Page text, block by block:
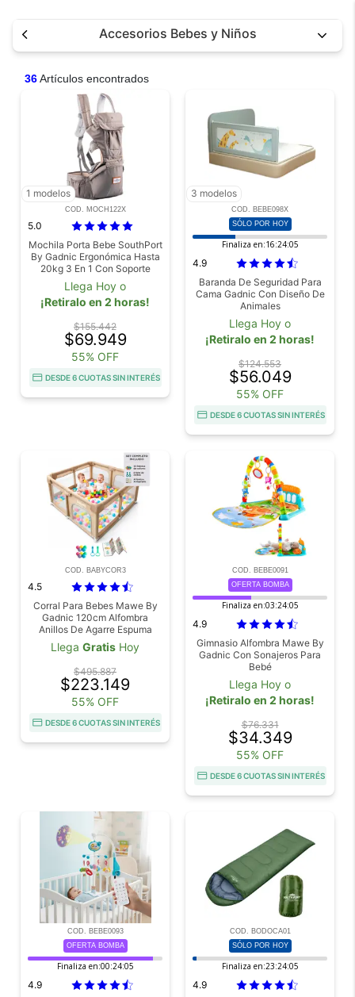
Accesorios Bebes y Niños
36Artículos encontrados
1 modelos
COD. MOCH122X
5.0
Mochila Porta Bebe SouthPort
By Gadnic Ergonómica Hasta
20kg 3 En 1 Con Soporte
Lumbar
Llega Hoy o
¡Retiralo en 2 horas!
$155.442
$69.949
55% OFF
DESDE 6 CUOTAS SIN INTERÉS
3 modelos
COD. BEBE098X
SÓLO POR HOY
Finaliza en:16:24:05
4.9
Baranda De Seguridad Para
Cama Gadnic Con Diseño De
Animales
Llega Hoy o
¡Retiralo en 2 horas!
$124.553
$56.049
55% OFF
DESDE 6 CUOTAS SIN INTERÉS
COD. BABYCOR3
4.5
Corral Para Bebes Mawe By
Gadnic 120cm Alfombra
Anillos De Agarre Espuma
Protectora
Llega Gratis Hoy
$495.887
$223.149
55% OFF
DESDE 6 CUOTAS SIN INTERÉS
COD. BEBE0091
OFERTA BOMBA
Finaliza en:03:24:05
4.9
Gimnasio Alfombra Mawe By
Gadnic Con Sonajeros Para
Bebé
Llega Hoy o
¡Retiralo en 2 horas!
$76.331
$34.349
55% OFF
DESDE 6 CUOTAS SIN INTERÉS
COD. BEBE0093
OFERTA BOMBA
Finaliza en:00:24:05
4.9
COD. BODOCA01
SÓLO POR HOY
Finaliza en:23:24:05
4.9